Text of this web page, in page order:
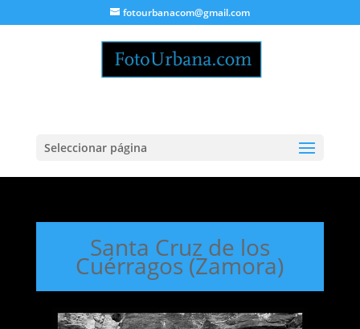
fotourbanacom@gmail.com
Seleccionar página
Santa Cruz de los
Cuérragos (Zamora)